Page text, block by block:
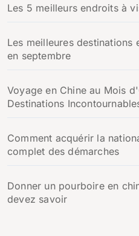
Les 5 meilleurs endroits à
Les meilleures destinations
en septembre
Voyage en Chine au Mois
Destinations
Comment acquérir la
complet des démarches
Donner un pourboire en
devez savoir